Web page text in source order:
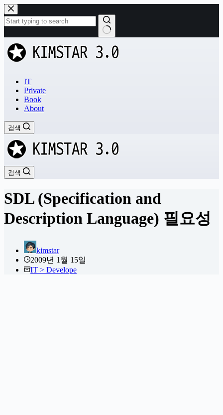
본
문
으
로
건
너
과
없
IT
Private
Book
About
검색
검색
SDL (Specification and
Description Language) 필요성
kimstar
2009년 1월 15일
IT > Develope